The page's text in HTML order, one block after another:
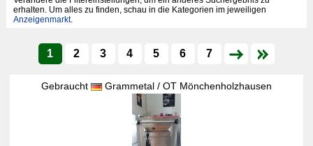
erhalten. Um alles zu finden, schau in die Kategorien im jeweiligen
Anzeigenmarkt.
1 2 3 4 5 6 7
Gebraucht Grammetal / OT Mönchenholzhausen